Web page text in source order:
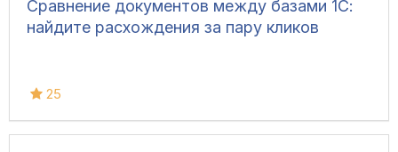
Сравнение документов между базами 1С:
найдите расхождения за пару кликов
25